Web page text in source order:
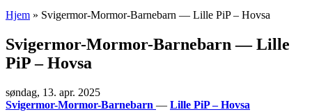
Hjem » Svigermor-Mormor-Barnebarn — Lille PiP – Hovsa
Svigermor-Mormor-Barnebarn — Lille
PiP – Hovsa
søndag, 13. apr. 2025
Svigermor-Mormor-Barnebarn — Lille PiP – Hovsa